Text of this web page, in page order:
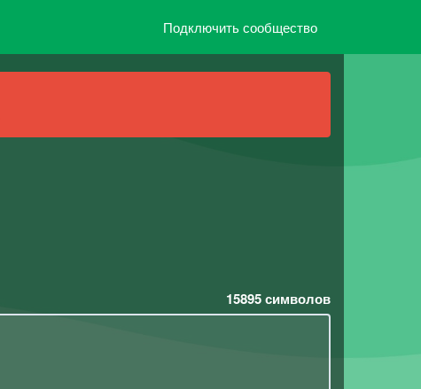
Подключить сообщество
15895символов